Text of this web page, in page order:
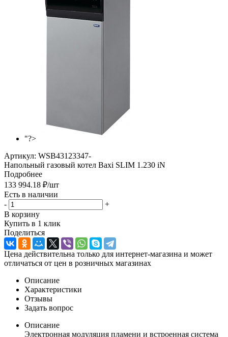
"?>
Артикул: WSB43123347-
Напольный газовый котел Baxi SLIM 1.230 iN
Подробнее
133 994.18 ₽/шт
Есть в наличии
-
+
В корзину
Купить в 1 клик
Поделиться
Цена действительна только для интернет-магазина и может
отличаться от цен в розничных магазинах
Описание
Характеристики
Отзывы
Задать вопрос
Описание
Электронная модуляция пламени и встроенная система